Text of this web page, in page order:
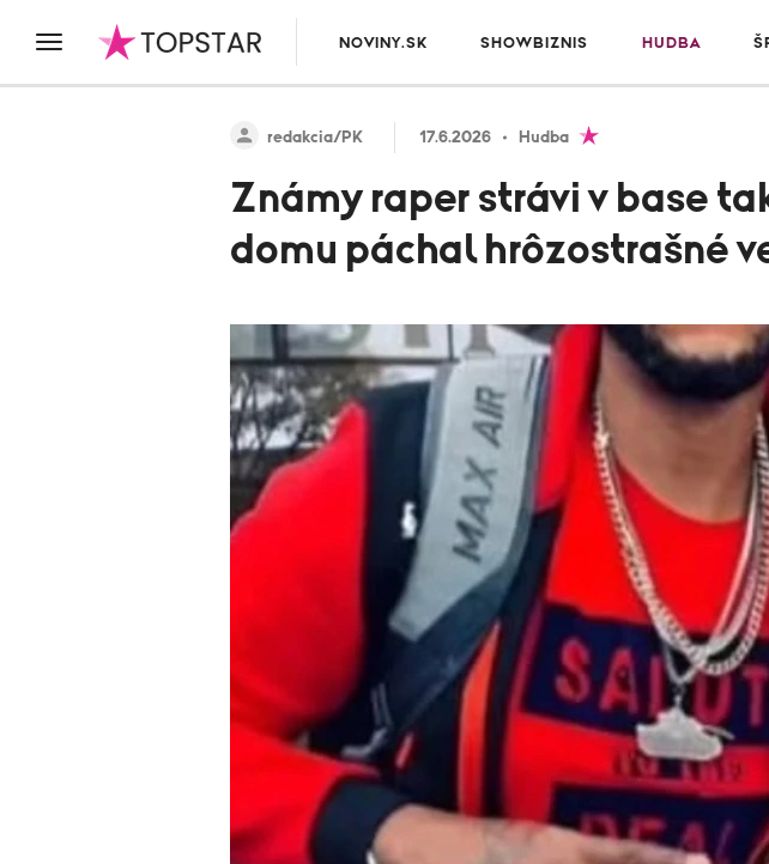
NOVINY.SK SHOWBIZNIS HUDBA
redakcia/PK 17.6.2026 Hudba
Známy raper strávi v base
domu páchal hrôzostrašné